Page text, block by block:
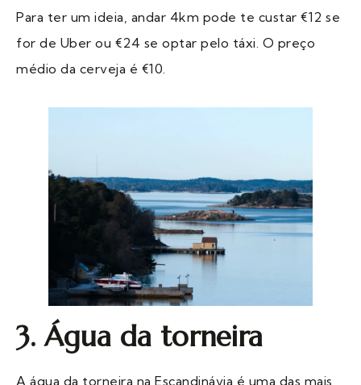
Para ter um ideia, andar 4km pode te custar €12 se
for de Uber ou €24 se optar pelo táxi. O preço
médio da cerveja é €10.
3. Água da torneira
A água da torneira na Escandinávia é uma das mais